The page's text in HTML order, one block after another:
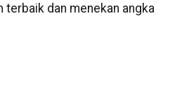
terbaik dan menekan angka